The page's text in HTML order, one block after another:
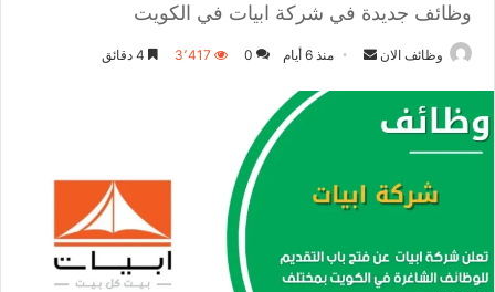
وظائف جديدة في شركة ابيات في الكويت
وظائف الان
ر
ا
منذ 6 أيام 0 3٬417